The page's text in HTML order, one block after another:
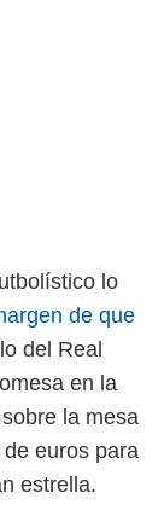
lo
de que
del Real
en la
la mesa
de euros para
estrella.